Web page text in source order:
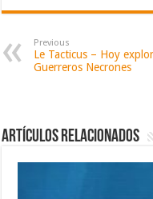
Previous
Le Tacticus – Hoy
Guerreros Necrones
Artículos relacionados